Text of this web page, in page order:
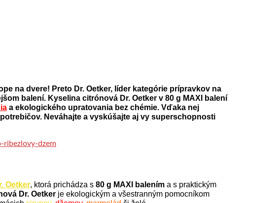
na dvere! Preto Dr. Oetker, líder kategórie prípravkov na
balení. Kyselina citrónová Dr. Oetker v 80 g MAXI balení
a ekologického upratovania bez chémie. Vďaka nej
Neváhajte a vyskúšajte aj vy superschopnosti
Oetker, ktorá prichádza s 80 g MAXI balením a s praktickým
Dr. Oetker je ekologickým a všestranným pomocníkom